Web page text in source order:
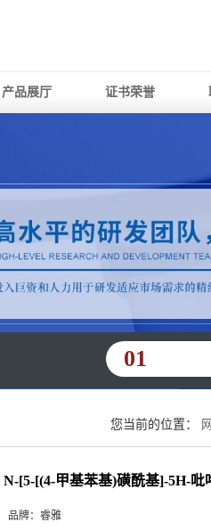
产品展厅 证书荣誉
01
您当前的位置：
N-[5-[(4-甲基苯基)磺酰基]-5H-
品牌： 睿雅